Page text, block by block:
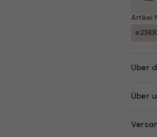
Artikel
Über
Über